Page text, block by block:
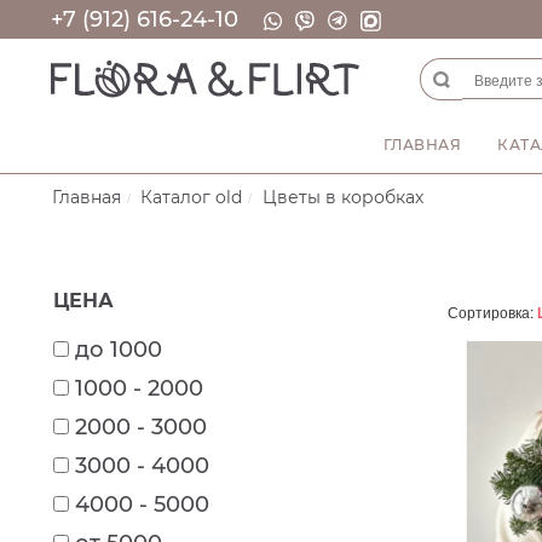
+7 (912) 616-24-10
ГЛАВНАЯ
Главная Каталог old Цветы в коробках
ЦЕНА
до 1000
1000 - 2000
2000 - 3000
3000 - 4000
4000 - 5000
Сортировка: